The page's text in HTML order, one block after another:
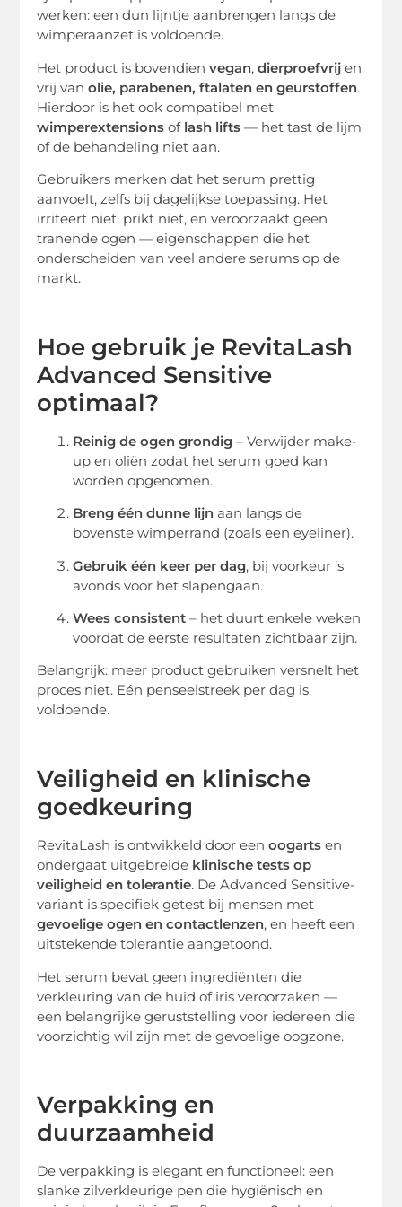
werken: een dun lijntje aanbrengen langs de
wimperaanzet is voldoende.
Het product is bovendienvegan,dierproefvrij en
vrij vanolie, parabenen, ftalaten en geurstoffen.
Hierdoor is het ook compatibel met
wimperextensions of lash lifts — het tast de lijm
of de behandeling niet aan.
Gebruikers merken dat het serum prettig
aanvoelt, zelfs bij dagelijkse toepassing. Het
irriteert niet, prikt niet, en veroorzaakt geen
tranende ogen — eigenschappen die het
onderscheiden van veel andere serums op de
markt.
Hoe gebruik je RevitaLash
Advanced Sensitive
optimaal?
Reinig de ogen grondig – Verwijder make-
up en oliën zodat het serum goed kan
worden opgenomen.
Breng één dunne lijn aan langs de
bovenste wimperrand (zoals een eyeliner).
Gebruik één keer per dag, bij voorkeur ’s
avonds voor het slapengaan.
Wees consistent – het duurt enkele weken
voordat de eerste resultaten zichtbaar zijn.
Belangrijk: meer product gebruiken versnelt het
proces niet. Eén penseelstreek per dag is
voldoende.
Veiligheid en klinische
goedkeuring
RevitaLash is ontwikkeld door eenoogarts en
ondergaat uitgebreide klinische tests op
veiligheid en tolerantie. De Advanced Sensitive-
variant is specifiek getest bij mensen met
gevoelige ogen en contactlenzen, en heeft een
uitstekende tolerantie aangetoond.
Het serum bevat geen ingrediënten die
verkleuring van de huid of iris veroorzaken —
een belangrijke geruststelling voor iedereen die
voorzichtig wil zijn met de gevoelige oogzone.
Verpakking en
duurzaamheid
De verpakking is elegant en functioneel: een
slanke zilverkleurige pen die hygiënisch en